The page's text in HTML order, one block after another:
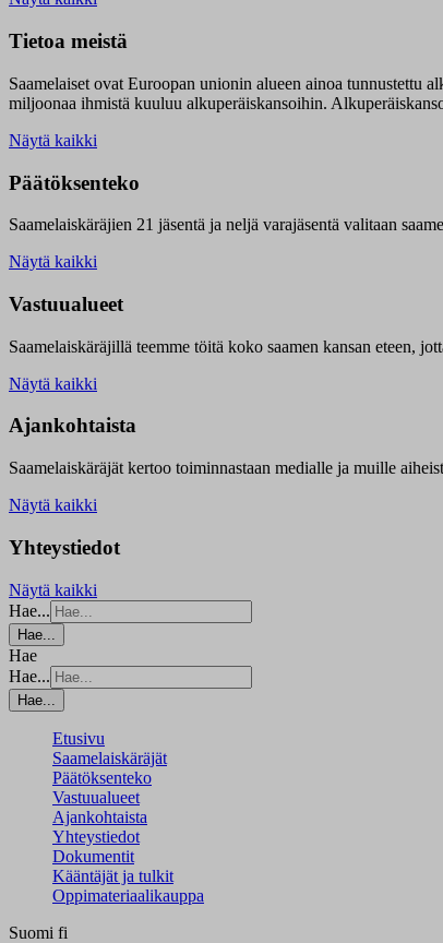
Tietoa meistä
Saamelaiset ovat Euroopan unionin alueen ainoa tunnustettu
miljoonaa ihmistä kuuluu alkuperäiskansoihin.
Näytä kaikki
Päätöksenteko
Saamelaiskäräjien 21 jäsentä ja neljä varajäsentä valitaan
Näytä kaikki
Vastuualueet
Saamelaiskäräjillä teemme töitä koko saamen kansan eteen,
Näytä kaikki
Ajankohtaista
Saamelaiskäräjät kertoo toiminnastaan medialle ja muille
Näytä kaikki
Yhteystiedot
Näytä kaikki
Hae...
Hae...
Hae
Hae...
Hae...
Etusivu
Saamelaiskäräjät
Päätöksenteko
Vastuualueet
Ajankohtaista
Yhteystiedot
Dokumentit
Kääntäjät ja tulkit
Oppimateriaalikauppa
Suomi fi